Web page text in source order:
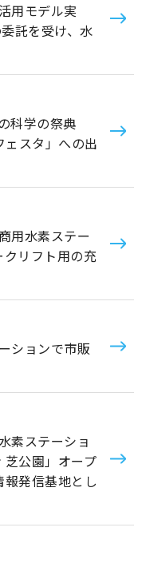
用モデル実
託を受け、水
科学の祭典
スタ」への出
用水素ステー
リフト用の充
ションで市販
素ステーショ
芝公園」オープ
発信基地とし